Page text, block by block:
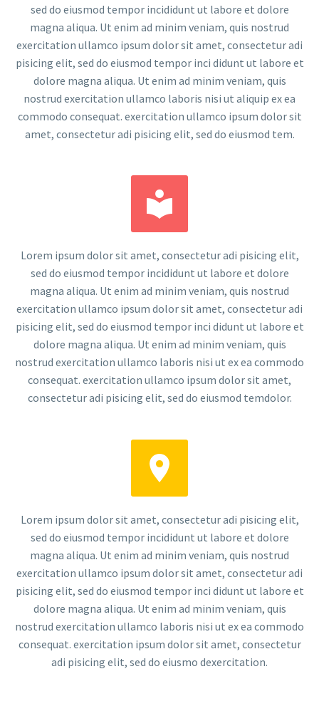
sed do eiusmod tempor incididunt ut labore et dolore
magna aliqua. Ut enim ad minim veniam, quis nostrud
exercitation ullamco ipsum dolor sit amet, consectetur adi
pisicing elit, sed do eiusmod tempor inci didunt ut labore et
dolore magna aliqua. Ut enim ad minim veniam, quis
nostrud exercitation ullamco laboris nisi ut aliquip ex ea
commodo consequat. exercitation ullamco ipsum dolor sit
amet, consectetur adi pisicing elit, sed do eiusmod tem.


Lorem ipsum dolor sit amet, consectetur adi pisicing elit,
sed do eiusmod tempor incididunt ut labore et dolore
magna aliqua. Ut enim ad minim veniam, quis nostrud
exercitation ullamco ipsum dolor sit amet, consectetur adi
pisicing elit, sed do eiusmod tempor inci didunt ut labore et
dolore magna aliqua. Ut enim ad minim veniam, quis
nostrud exercitation ullamco laboris nisi ut ex ea commodo
consequat. exercitation ullamco ipsum dolor sit amet,
consectetur adi pisicing elit, sed do eiusmod temdolor.


Lorem ipsum dolor sit amet, consectetur adi pisicing elit,
sed do eiusmod tempor incididunt ut labore et dolore
magna aliqua. Ut enim ad minim veniam, quis nostrud
exercitation ullamco ipsum dolor sit amet, consectetur adi
pisicing elit, sed do eiusmod tempor inci didunt ut labore et
dolore magna aliqua. Ut enim ad minim veniam, quis
nostrud exercitation ullamco laboris nisi ut ex ea commodo
consequat. exercitation ipsum dolor sit amet, consectetur
adi pisicing elit, sed do eiusmo dexercitation.